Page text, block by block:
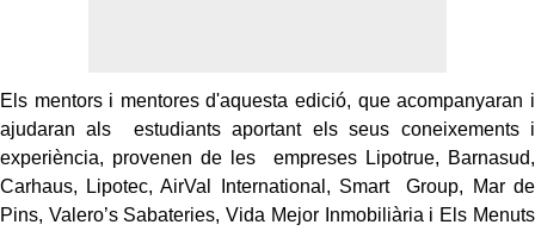
Els mentors i mentores d'aquesta edició, que acompanyaran i
ajudaran als estudiants aportant els seus coneixements i
experiència, provenen de les empreses Lipotrue, Barnasud,
Carhaus, Lipotec, AirVal International, Smart Group, Mar de
Pins, Valero’s Sabateries, Vida Mejor Inmobiliària i Els Menuts